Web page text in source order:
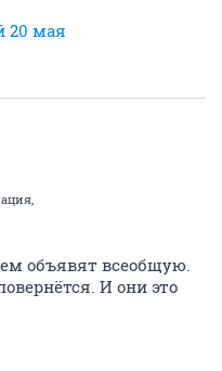
20 мая
объявят всеобщую.
И они это